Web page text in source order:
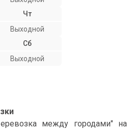
Чт
Выходной
Сб
Выходной
между городами" на